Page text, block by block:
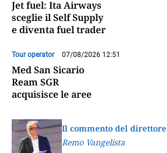
Jet fuel: Ita Airways
sceglie il Self Supply
e diventa fuel trader
Tour operator 07/08/2026 12:51
Med San Sicario
Ream SGR
acquisisce le aree
Il commento del direttore
Remo Vangelista